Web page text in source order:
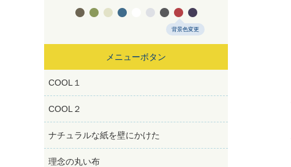
       
背景色変更
メニューボタン
COOL１
COOL２
ナチュラルな紙を壁にかけた
理念の丸い布